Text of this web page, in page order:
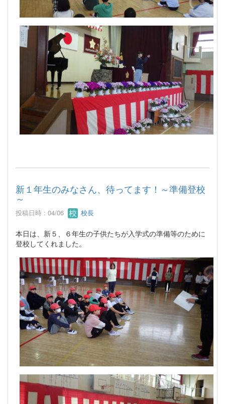
新１年生のみなさん、待ってます！～準備登校
～
投稿日時 : 04/06 校長
本日は、新５、６年生の子供たちが入学式の準備等のために
登校してくれました。